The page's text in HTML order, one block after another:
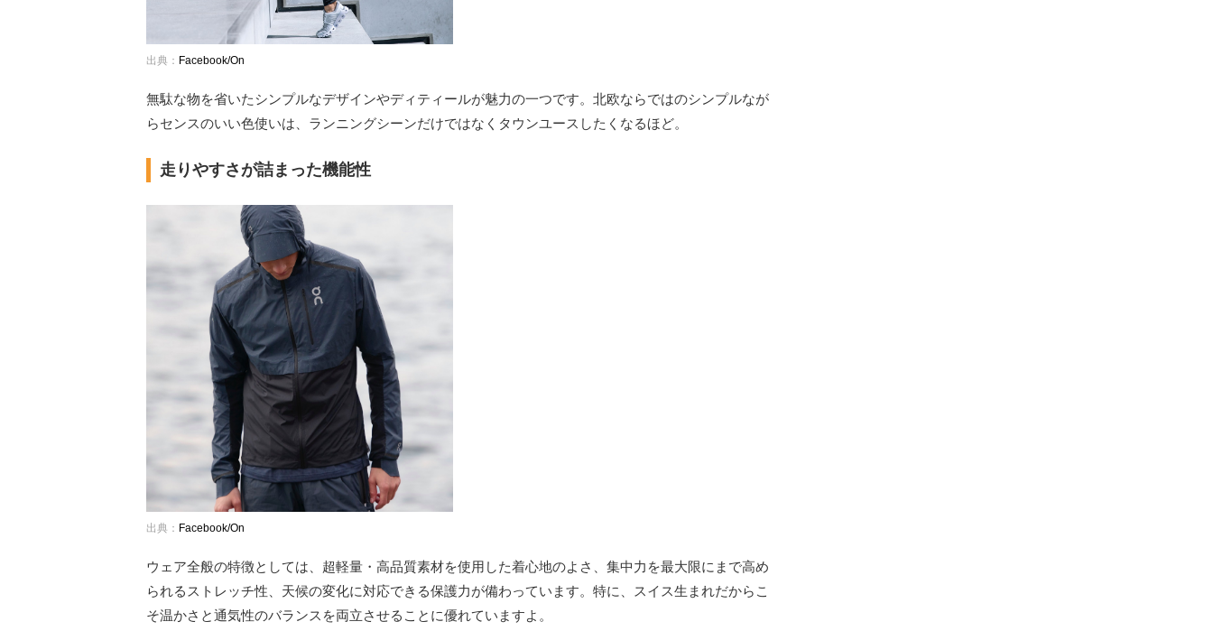
出典： Facebook/On
無駄な物を省いたシンプルなデザインやディティールが魅力の一つです。北欧ならではのシンプルなが
らセンスのいい色使いは、ランニングシーンだけではなくタウンユースしたくなるほど。
走りやすさが詰まった機能性
出典： Facebook/On
ウェア全般の特徴としては、超軽量・高品質素材を使用した着心地のよさ、集中力を最大限にまで高め
られるストレッチ性、天候の変化に対応できる保護力が備わっています。特に、スイス生まれだからこ
そ温かさと通気性のバランスを両立させることに優れていますよ。